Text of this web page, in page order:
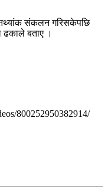
तथ्यांक संकलन गरिसकेपछि
ढकाले बताए ।
800252950382914/